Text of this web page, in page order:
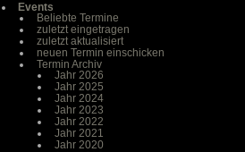
Events
Beliebte Termine
zuletzt eingetragen
zuletzt aktualisiert
neuen Termin einschicken
Termin Archiv
Jahr 2026
Jahr 2025
Jahr 2024
Jahr 2023
Jahr 2022
Jahr 2021
Jahr 2020